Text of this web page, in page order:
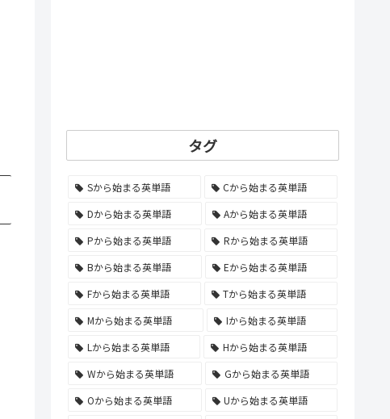
タグ
Sから始まる英単語
Cから始まる英単語
Dから始まる英単語
Aから始まる英単語
Pから始まる英単語
Rから始まる英単語
Bから始まる英単語
Eから始まる英単語
Fから始まる英単語
Tから始まる英単語
Mから始まる英単語
Iから始まる英単語
Lから始まる英単語
Hから始まる英単語
Wから始まる英単語
Gから始まる英単語
Oから始まる英単語
Uから始まる英単語